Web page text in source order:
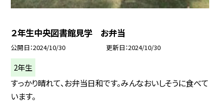
２年生中央図書館見学 お弁当
公開日 2024/10/30 更新日 2024/10/30
2年生
すっかり晴れて、お弁当日和です。みんなおいしそうに食べて
います。